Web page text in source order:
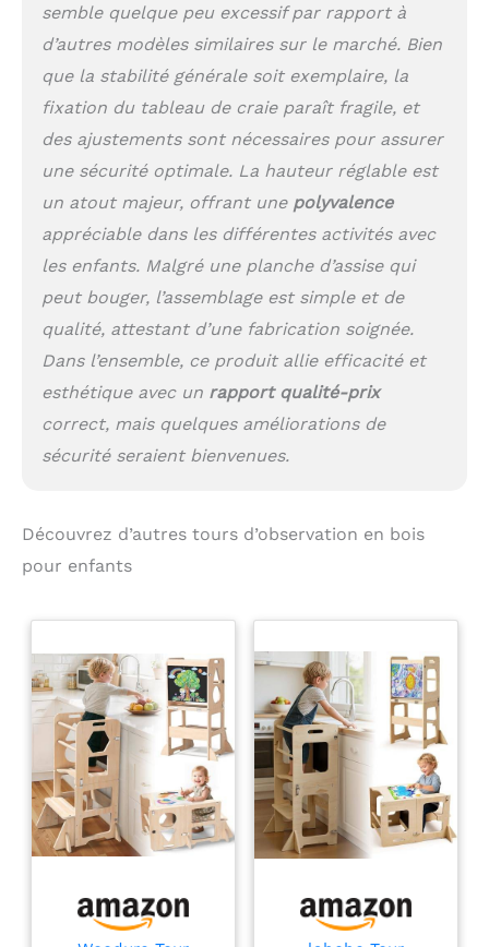
semble quelque peu excessif par rapport à
d’autres modèles similaires sur le marché. Bien
que la stabilité générale soit exemplaire, la
fixation du tableau de craie paraît fragile, et
des ajustements sont nécessaires pour assurer
une sécurité optimale. La hauteur réglable est
un atout majeur, offrant une polyvalence
appréciable dans les différentes activités avec
les enfants. Malgré une planche d’assise qui
peut bouger, l’assemblage est simple et de
qualité, attestant d’une fabrication soignée.
Dans l’ensemble, ce produit allie efficacité et
esthétique avec un rapport qualité-prix
correct, mais quelques améliorations de
sécurité seraient bienvenues.
Découvrez d’autres tours d’observation en bois
pour enfants